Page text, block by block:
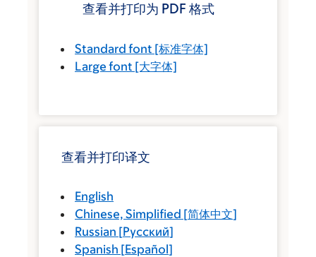
查看并打印为 PDF 格式
Standard font [标准字体]
Large font [大字体]
查看并打印译文
English
Chinese, Simplified [简体中文]
Russian [Русский]
Spanish [Español]